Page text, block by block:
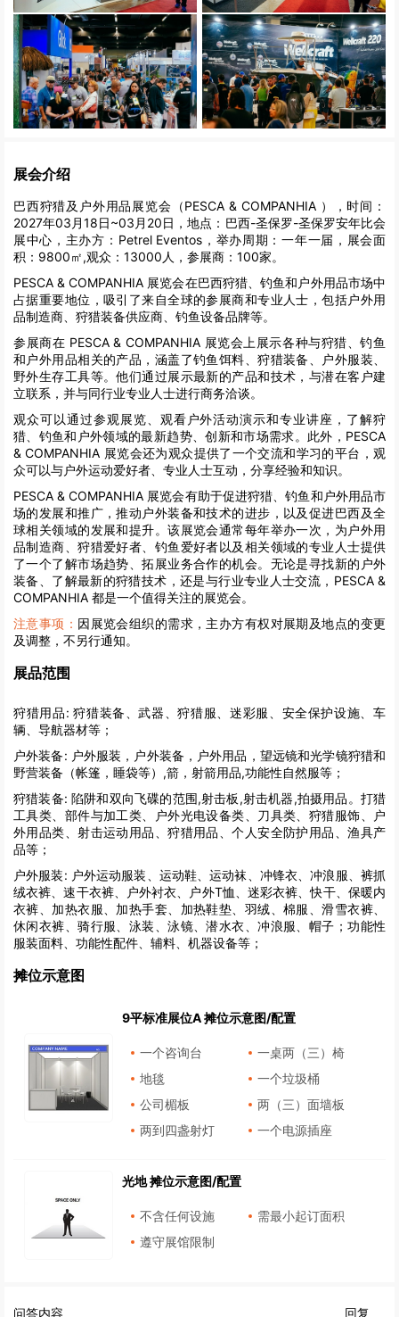
展会介绍
巴西狩猎及户外用品展览会（PESCA & COMPANHIA ），时间：
2027年03月18日~03月20日，地点：巴西-圣保罗-圣保罗安年比会
展中心，主办方：Petrel Eventos，举办周期：一年一届，展会面
积：9800㎡,观众：13000人，参展商：100家。
PESCA & COMPANHIA 展览会在巴西狩猎、钓鱼和户外用品市场中
占据重要地位，吸引了来自全球的参展商和专业人士，包括户外用
品制造商、狩猎装备供应商、钓鱼设备品牌等。
参展商在 PESCA & COMPANHIA 展览会上展示各种与狩猎、钓鱼
和户外用品相关的产品，涵盖了钓鱼饵料、狩猎装备、户外服装、
野外生存工具等。他们通过展示最新的产品和技术，与潜在客户建
立联系，并与同行业专业人士进行商务洽谈。
观众可以通过参观展览、观看户外活动演示和专业讲座，了解狩
猎、钓鱼和户外领域的最新趋势、创新和市场需求。此外，PESCA
& COMPANHIA 展览会还为观众提供了一个交流和学习的平台，观
众可以与户外运动爱好者、专业人士互动，分享经验和知识。
PESCA & COMPANHIA 展览会有助于促进狩猎、钓鱼和户外用品市
场的发展和推广，推动户外装备和技术的进步，以及促进巴西及全
球相关领域的发展和提升。该展览会通常每年举办一次，为户外用
品制造商、狩猎爱好者、钓鱼爱好者以及相关领域的专业人士提供
了一个了解市场趋势、拓展业务合作的机会。无论是寻找新的户外
装备、了解最新的狩猎技术，还是与行业专业人士交流，PESCA &
COMPANHIA 都是一个值得关注的展览会。
注意事项： 因展览会组织的需求，主办方有权对展期及地点的变更
及调整，不另行通知。
展品范围
狩猎用品: 狩猎装备、武器、狩猎服、迷彩服、安全保护设施、车
辆、导航器材等；
户外装备: 户外服装，户外装备，户外用品，望远镜和光学镜狩猎和
野营装备（帐篷，睡袋等）,箭，射箭用品,功能性自然服等；
狩猎装备: 陷阱和双向飞碟的范围,射击板,射击机器,拍摄用品。打猎
工具类、部件与加工类、户外光电设备类、刀具类、狩猎服饰、户
外用品类、射击运动用品、狩猎用品、个人安全防护用品、渔具产
品等；
户外服装: 户外运动服装、运动鞋、运动袜、冲锋衣、冲浪服、裤抓
绒衣裤、速干衣裤、户外衬衣、户外T恤、迷彩衣裤、快干、保暖内
衣裤、加热衣服、加热手套、加热鞋垫、羽绒、棉服、滑雪衣裤、
休闲衣裤、骑行服、泳装、泳镜、潜水衣、冲浪服、帽子；功能性
服装面料、功能性配件、辅料、机器设备等；
摊位示意图
9平标准展位A 摊位示意图/配置
一个咨询台
一桌两（三）椅
地毯
一个垃圾桶
公司楣板
两（三）面墙板
两到四盏射灯
一个电源插座
光地 摊位示意图/配置
不含任何设施
需最小起订面积
遵守展馆限制
问答内容 回复